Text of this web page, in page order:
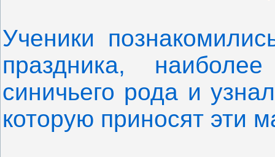
Ученики
праздника,
синичьего рода и
которую приносят эти